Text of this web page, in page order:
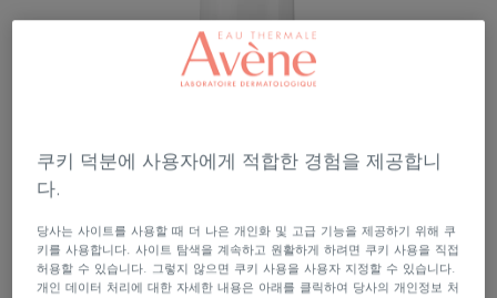
쿠키 덕분에 사용자에게 적합한 경험을 제공합니
다.
당사는 사이트를 사용할 때 더 나은 개인화 및 고급 기능을 제공하기 위해 쿠
키를 사용합니다. 사이트 탐색을 계속하고 원활하게 하려면 쿠키 사용을 직접
허용할 수 있습니다. 그렇지 않으면 쿠키 사용을 사용자 지정할 수 있습니다.
개인 데이터 처리에 대한 자세한 내용은 아래를 클릭하여 당사의 개인정보 처